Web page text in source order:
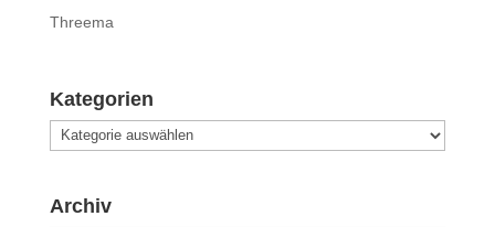
Threema
Kategorien
Kategorien
Archiv